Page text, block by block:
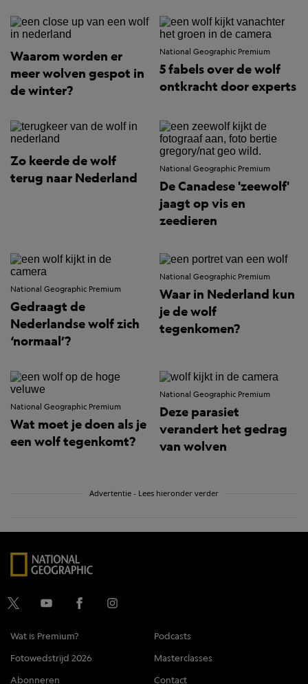
Waarom worden er
meer wolven gespot in
de winter?
National Geographic Premium
5 fabels over de wolf
ontkracht door experts
Zo keerde de wolf
terug naar Nederland
National Geographic Premium
De Canadese 'zeewolf'
jaagt op vis en
zeedieren
National Geographic Premium
Gedraagt de
Nederlandse wolf zich
‘normaal’?
National Geographic Premium
Waar in Nederland kun
je de wolf
tegenkomen?
National Geographic Premium
Wat moet je doen als je
een wolf tegenkomt?
National Geographic Premium
Deze parasiet
verandert het gedrag
van wolven
Advertentie - Lees hieronder verder
Wat is Premium?
Podcasts
Fotowedstrijd 2026
Masterclasses
Abonneren
Contact